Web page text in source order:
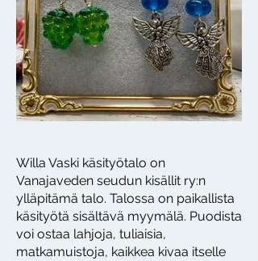
Willa Vaski käsityötalo on
Vanajaveden seudun kisällit ry:n
ylläpitämä talo. Talossa on paikallista
käsityötä sisältävä myymälä. Puodista
voi ostaa lahjoja, tuliaisia,
matkamuistoja, kaikkea kivaa itselle